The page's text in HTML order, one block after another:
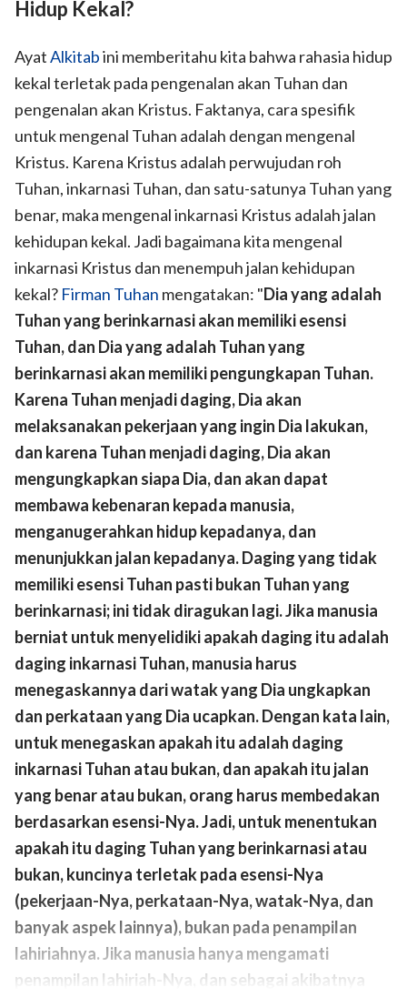
Hidup Kekal?
AyatAlkitabini memberitahu kita bahwa rahasia hidup
kekal terletak pada pengenalan akan Tuhan dan
pengenalan akan Kristus. Faktanya, cara spesifik
untuk mengenal Tuhan adalah dengan mengenal
Kristus. Karena Kristus adalah perwujudan roh
Tuhan, inkarnasi Tuhan, dan satu-satunya Tuhan yang
benar, maka mengenal inkarnasi Kristus adalah jalan
kehidupan kekal. Jadi bagaimana kita mengenal
inkarnasi Kristus dan menempuh jalan kehidupan
kekal? Firman Tuhan mengatakan: "Dia yang adalah
Tuhan yang berinkarnasi akan memiliki esensi
Tuhan, dan Dia yang adalah Tuhan yang
berinkarnasi akan memiliki pengungkapan Tuhan.
Karena Tuhan menjadi daging, Dia akan
melaksanakan pekerjaan yang ingin Dia lakukan,
dan karena Tuhan menjadi daging, Dia akan
mengungkapkan siapa Dia, dan akan dapat
membawa kebenaran kepada manusia,
menganugerahkan hidup kepadanya, dan
menunjukkan jalan kepadanya. Daging yang tidak
memiliki esensi Tuhan pasti bukan Tuhan yang
berinkarnasi; ini tidak diragukan lagi. Jika manusia
berniat untuk menyelidiki apakah daging itu adalah
daging inkarnasi Tuhan, manusia harus
menegaskannya dari watak yang Dia ungkapkan
dan perkataan yang Dia ucapkan. Dengan kata lain,
untuk menegaskan apakah itu adalah daging
inkarnasi Tuhan atau bukan, dan apakah itu jalan
yang benar atau bukan, orang harus membedakan
berdasarkan esensi-Nya. Jadi, untuk menentukan
apakah itu daging Tuhan yang berinkarnasi atau
bukan, kuncinya terletak pada esensi-Nya
(pekerjaan-Nya, perkataan-Nya, watak-Nya, dan
banyak aspek lainnya), bukan pada penampilan
lahiriahnya. Jika manusia hanya mengamati
penampilan lahiriah-Nya, dan sebagai akibatnya